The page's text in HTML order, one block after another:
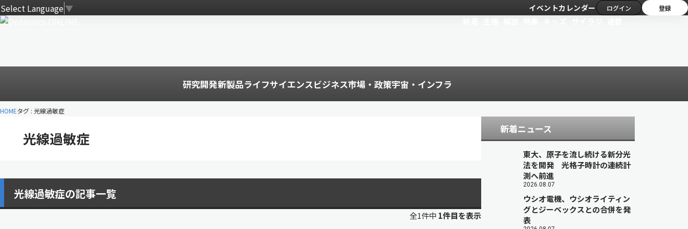
Select Language▼ イベントカレンダー ログイン 登録
研究開発新製品ライフサイエンスビジネス市場・政策宇宙・インフラ
HOMEタグ : 光線過敏症
光線過敏症
光線過敏症の記事一覧
全1件中 1件目を表示
新着ニュース
東大、原子を流し続ける新分光
法を開発 光格子時計の連続計
測へ前進
2026.08.07
ウシオ電機、ウシオライティン
グとジーベックスとの合併を発
表